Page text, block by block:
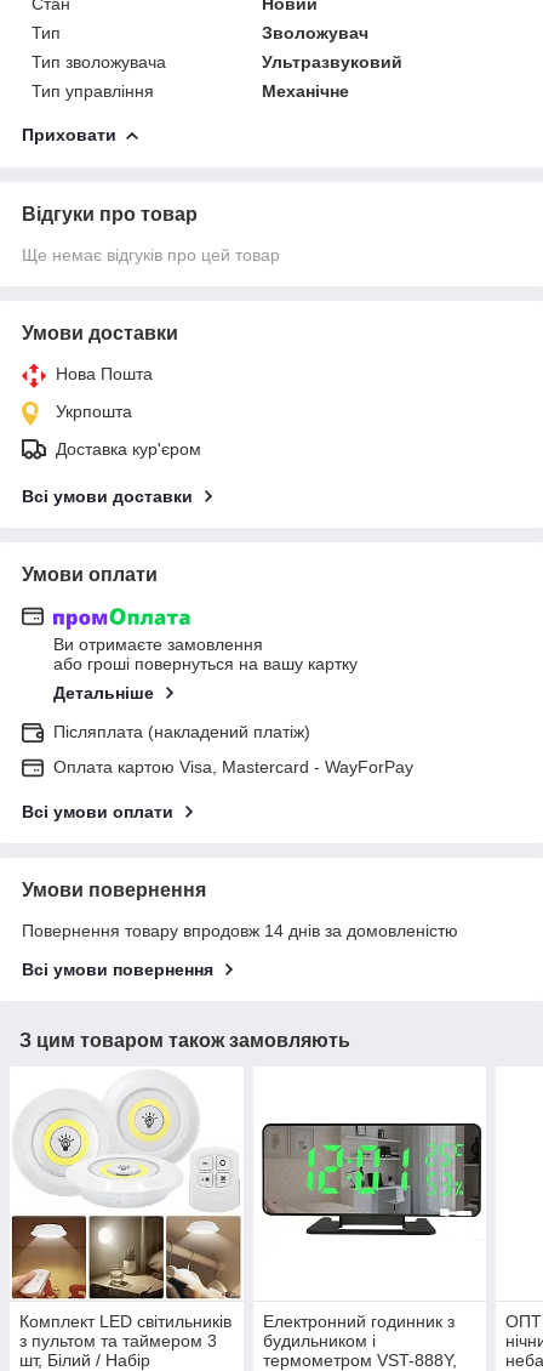
Тип
Зволожувач
Тип зволожувача
Ультразвуковий
Тип управління
Механічне
Приховати
Відгуки про товар
Ще немає відгуків про цей товар
Умови доставки
Нова Пошта
Укрпошта
Доставка кур'єром
Всі умови доставки
Умови оплати
Ви отримаєте замовлення
або гроші повернуться на вашу картку
Детальніше
Післяплата (накладений платіж)
Оплата картою Visa, Mastercard - WayForPay
Всі умови оплати
Умови повернення
Повернення товару впродовж 14 днів за домовленістю
Всі умови повернення
З цим товаром також замовляють
Комплект LED світильників
з пультом та таймером 3
шт, Білий / Набір
Електронний годинник з
будильником і
термометром VST-888Y,
ОПТ